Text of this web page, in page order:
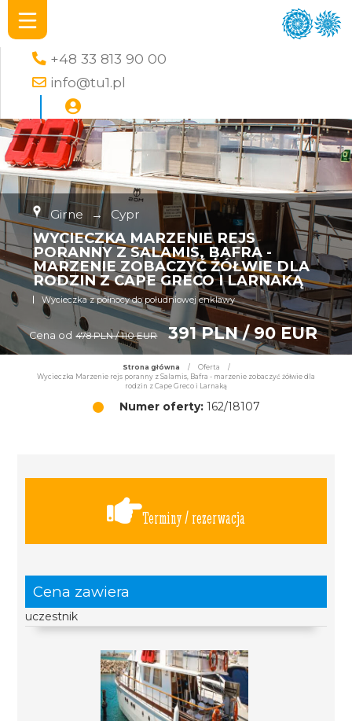
+48 33 813 90 00
info@tu1.pl
Girne → Cypr
WYCIECZKA MARZENIE REJS
PORANNY Z SALAMIS, BAFRA -
MARZENIE ZOBACZYĆ ŻÓŁWIE DLA
RODZIN Z CAPE GRECO I LARNAKĄ
Wycieczka z północy do południowej enklawy
Cena od 478 PLN / 110 EUR 391 PLN / 90 EUR
Strona główna / Oferta
/
Wycieczka Marzenie rejs poranny z Salamis, Bafra - marzenie zobaczyć żółwie dla
rodzin z Cape Greco i Larnaką
Numer oferty:162/18107
Terminy / rezerwacja
Cena zawiera
uczestnik